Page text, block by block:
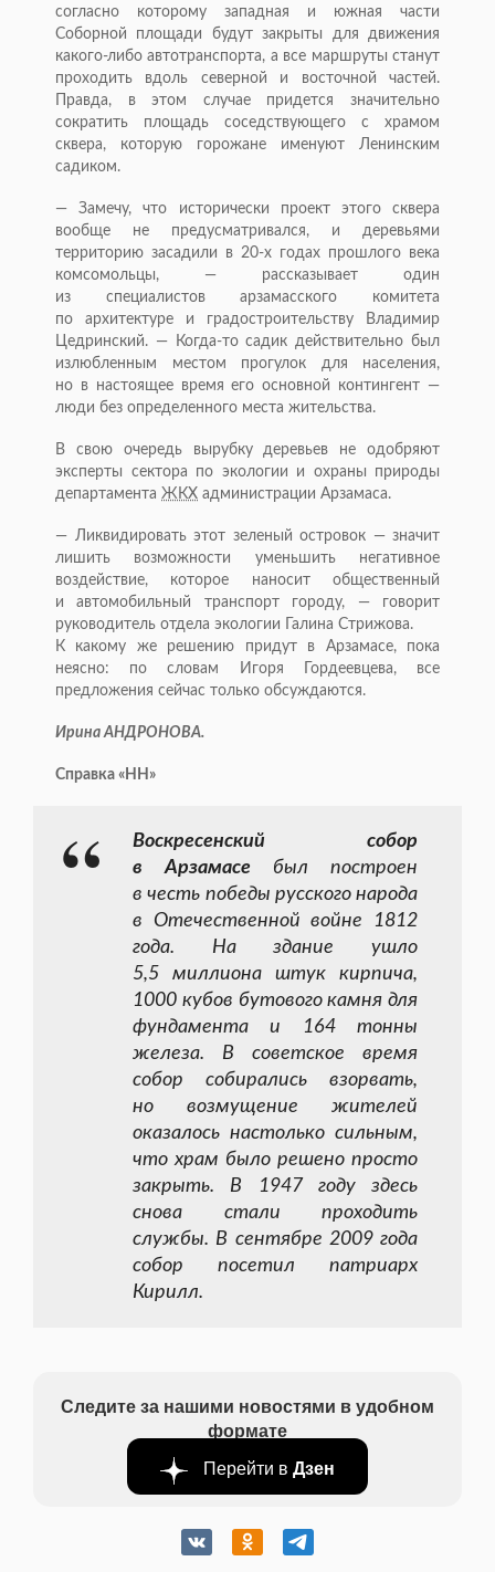
согласно которому западная и южная части
Соборной площади будут закрыты для движения
какого-либо автотранспорта, а все маршруты станут
проходить вдоль северной и восточной частей.
Правда, в этом случае придется значительно
сократить площадь соседствующего с храмом
сквера, которую горожане именуют Ленинским
садиком.
— Замечу, что исторически проект этого сквера
вообще не предусматривался, и деревьями
территорию засадили в 20-х годах прошлого века
комсомольцы, — рассказывает один
из специалистов арзамасского комитета
по архитектуре и градостроительству Владимир
Цедринский. —
Когда-тосадик действительно был
излюбленным местом прогулок для населения,
но в настоящее время его основной контингент —
люди без определенного места жительства.
В свою очередь вырубку деревьев не одобряют
эксперты сектора по экологии и охраны природы
департамента ЖКХ администрации Арзамаса.
— Ликвидировать этот зеленый островок — значит
лишить возможности уменьшить негативное
воздействие, которое наносит общественный
и автомобильный транспорт городу, — говорит
руководитель отдела экологии Галина Стрижова.
К какому же решению придут в Арзамасе, пока
неясно: по словам Игоря Гордеевцева, все
предложения сейчас только обсуждаются.
Ирина АНДРОНОВА.
Справка «НН»
Воскресенский собор
в Арзамасе был построен
в честь победы русского народа
в Отечественной войне 1812
года. На здание ушло
5,5 миллиона штук кирпича,
1000 кубов бутового камня для
фундамента и 164 тонны
железа. В советское время
собор собирались взорвать,
но возмущение жителей
оказалось настолько сильным,
что храм было решено просто
закрыть. В 1947 году здесь
снова стали проходить
службы. В сентябре 2009 года
собор посетил патриарх
Кирилл.
Следите за нашими новостями в удобном
формате
Перейти в Дзен